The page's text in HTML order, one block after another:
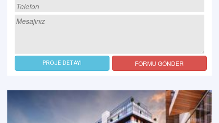
PROJE DETAYI FORMU GÖNDER